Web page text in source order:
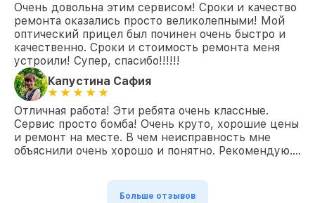
Очень довольна этим сервисом! Сроки и качество
ремонта оказались просто великолепными! Мой
оптический прицел был починен очень быстро и
качественно. Сроки и стоимость ремонта меня
устроили! Супер, спасибо!!!!!!
Капустина Сафия
Отличная работа! Эти ребята очень классные.
Сервис просто бомба! Очень круто, хорошие цены
и ремонт на месте. В чем неисправность мне
объяснили очень хорошо и понятно. Рекомендую….
Больше отзывов